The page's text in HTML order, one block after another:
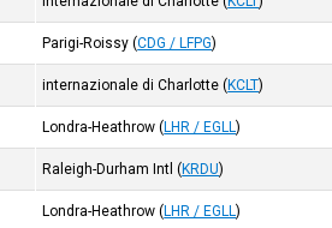
Parigi-Roissy (CDG / LFPG)
internazionale di Charlotte (KCLT)
Londra-Heathrow (LHR / EGLL)
Raleigh-Durham Intl (KRDU)
Londra-Heathrow (LHR / EGLL)